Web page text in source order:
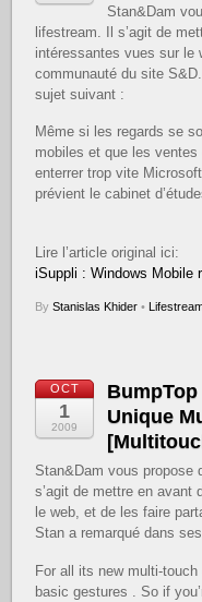
Stan&Dam
lifestream. Il s’agit de
intéressantes vues sur le
communauté du site
sujet suivant :
Même si les regards se
mobiles et que les
enterrer trop vite
prévient le cabinet
Lire l’article original ici:
iSuppli : Windows Mobile
ByStanislas Khider •
OCT
1
2009
Unique
Stan&Dam vous propose
s’agit de mettre en avant
le web, et de les faire
Stan a remarqué dans
For all its new multi-
basic gestures . So if